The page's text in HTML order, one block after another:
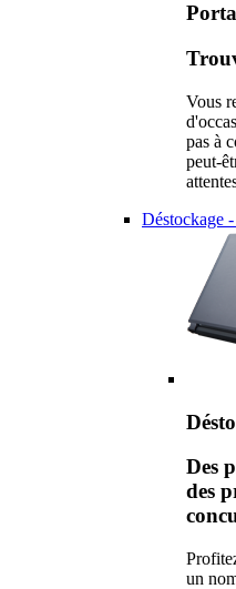
Vous
pas à
peut-
Déstockage
Des
des
un